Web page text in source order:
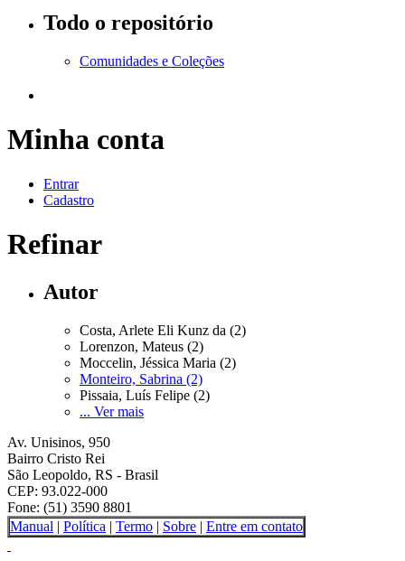
Todo o repositório
Comunidades e Coleções
Minha conta
Entrar
Cadastro
Refinar
Autor
Costa, Arlete Eli Kunz da (2)
Lorenzon, Mateus (2)
Moccelin, Jéssica Maria (2)
Monteiro, Sabrina (2)
Pissaia, Luís Felipe (2)
... Ver mais
Av. Unisinos, 950
Bairro Cristo Rei
São Leopoldo, RS - Brasil
CEP: 93.022-000
Fone: (51) 3590 8801
Manual | Política | Termo | Sobre | Entre em contato